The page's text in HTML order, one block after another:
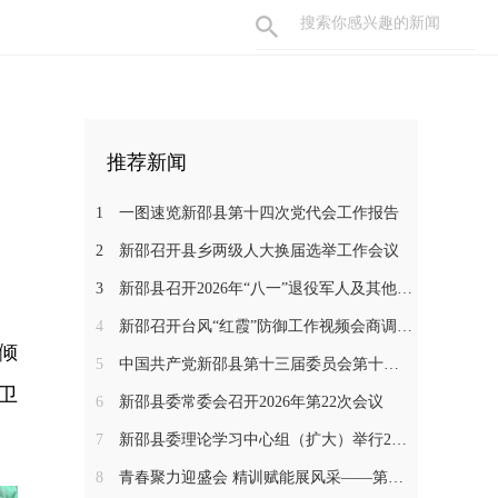
推荐新闻
1 一图速览新邵县第十四次党代会工作报告
2 新邵召开县乡两级人大换届选举工作会议
3 新邵县召开2026年“八一”退役军人及其他优抚对象代表座谈会
4 新邵召开台风“红霞”防御工作视频会商调度会
5 中国共产党新邵县第十三届委员会第十三次全体会议召开
6 新邵县委常委会召开2026年第22次会议
7 新邵县委理论学习中心组（扩大）举行2026年第七次集体学习
8 青春聚力迎盛会 精训赋能展风采——第五届邵阳旅游发展大会志愿者首轮专题培训圆满举办